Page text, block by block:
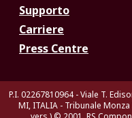
Supporto
Carriere
Press Centre
P.I. 02267810964 - Viale T.
MI, ITALIA - Tribunale